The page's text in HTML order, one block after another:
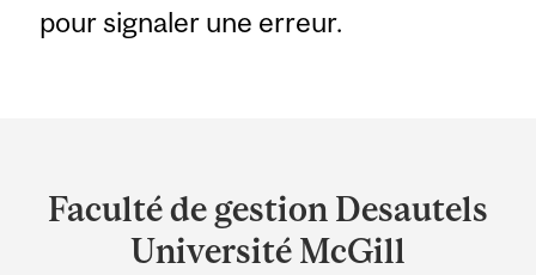
pour signaler une erreur.
and
University
Faculté de gestion Desautels
Université McGill